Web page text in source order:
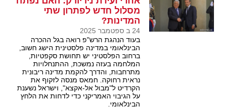
מסלול חדש לפתרון שתי
המדינות?
24 ב ספטמבר 2025
בעוד הנהגת הרש"פ רואה בגל ההכרה
הבינלאומי במדינה פלסטינית הישג חשוב,
ברחוב הפלסטיני יש תחושת סקפטיות,
המלחמה בעזה נמשכת, ההתנחלויות
מתרחבות, והדרך להקמת מדינה ריבונית
נראית רחוקה. חמאס מנסה לזקוף את
הקרדיט ל"מבול אל-אקצא", וישראל נשענת
על הגיבוי האמריקני כדי לדחות את הלחץ
הבינלאומי.